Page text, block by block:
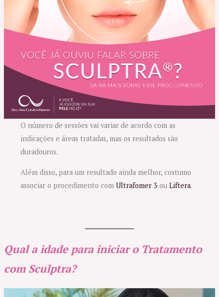
O número de sessões vai variar de acordo com as
indicações e áreas tratadas, mas os resultados são
duradouros.
Além disso, para um resultado ainda melhor, costumo
associar o procedimento comUltrafomer 3 ouLiftera.
Qual a idade para iniciar o Tratamento
com Sculptra?